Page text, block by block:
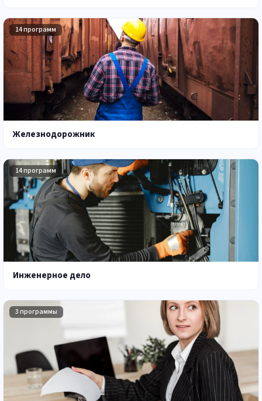
14 программ
Железнодорожник
14 программ
Инженерное дело
3 программы